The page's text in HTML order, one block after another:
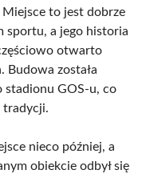
to jest dobrze
sportu, a jego historia
otwarto
została
stadionu GOS-u, co
tradycji.
nieco później, a
obiekcie odbył się